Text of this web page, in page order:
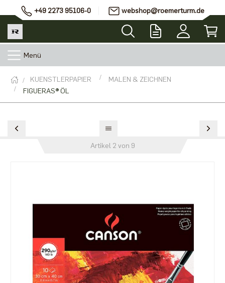
+49 2273 95106-0 webshop@roemerturm.de
Menü
KUENSTLERPAPIER
MALEN & ZEICHNEN
FIGUERAS® ÖL
Artikel 2 von 9